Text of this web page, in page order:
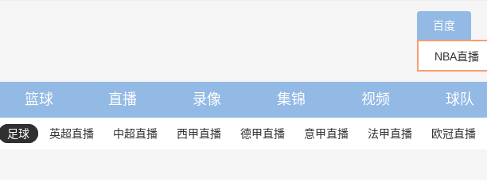
百度
篮球 直播 录像 集锦 视频 球队
足球 英超直播 中超直播 西甲直播 德甲直播 意甲直播 法甲直播 欧冠直播